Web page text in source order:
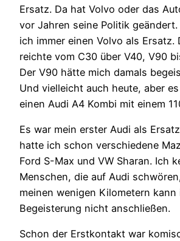
Ersatz. Da hat Volvo oder das
vor Jahren seine Politik
ich immer einen Volvo als Ersatz.
reichte vom C30 über V40, V90
Der V90 hätte mich damals
Und vielleicht auch heute, aber
einen Audi A4 Kombi mit einem
Es war mein erster Audi als
hatte ich schon verschiedene
Ford S-Max und VW Sharan. Ich
Menschen, die auf Audi
meinen wenigen Kilometern
Begeisterung nicht anschließen.
Schon der Erstkontakt war